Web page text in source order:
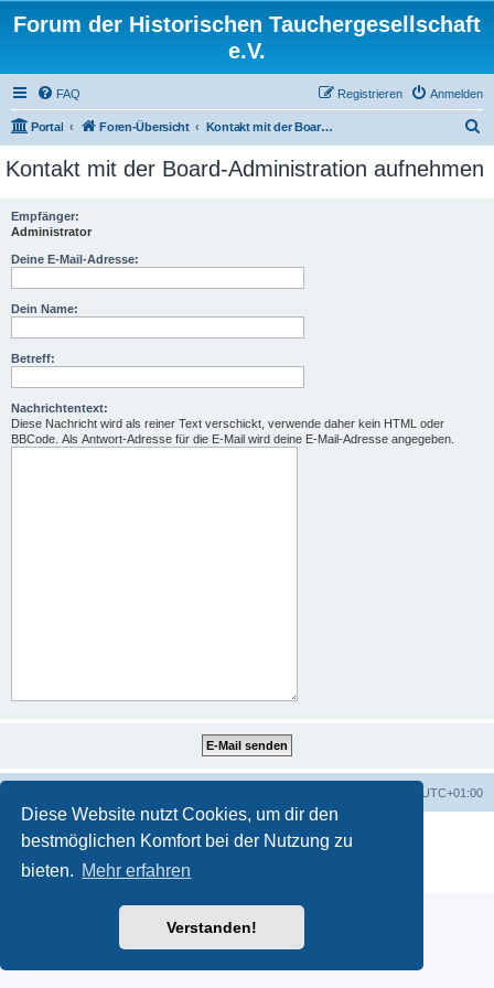
Diese Website nutzt Cookies, um dir den
bestmöglichen Komfort bei der Nutzung zu
bieten. Mehr erfahren
Verstanden!
Forum der Historischen Tauchergesellschaft
e.V.
FAQ Anmelden
Registrieren
Portal Foren-Übersicht Kontakt mit der Board-Administration aufnehmen
c
Kontakt mit der Board-Administration aufnehmen
Empfänger:
Administrator
Deine E-Mail-Adresse:
Dein Name:
Betreff:
Nachrichtentext:
Diese Nachricht wird als reiner Text verschickt, verwende daher kein HTML oder
BBCode. Als Antwort-Adresse für die E-Mail wird deine E-Mail-Adresse angegeben.
UTC+01:00
Powered by phpBB ® Forum Software © phpBB Limited
phpBB.de
Datenschutz